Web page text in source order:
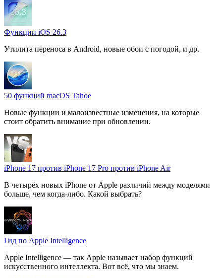
Функции iOS 26.3
Утилита переноса в Android, новые обои с погодой, и др.
50 функций macOS Tahoe
Новые функции и малоизвестные изменения, на которые
стоит обратить внимание при обновлении.
iPhone 17 против iPhone 17 Pro против iPhone Air
В четырёх новых iPhone от Apple различий между моделями
больше, чем когда-либо. Какой выбрать?
Гид по Apple Intelligence
Apple Intelligence — так Apple называет набор функций
искусственного интеллекта. Вот всё, что мы знаем.